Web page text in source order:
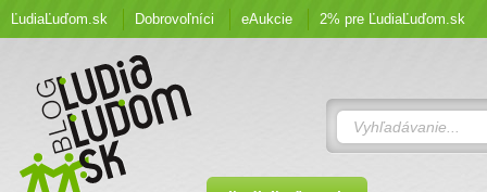
ĽudiaĽuďom.sk Dobrovoľníci eAukcie 2% pre ĽudiaĽuďom.sk